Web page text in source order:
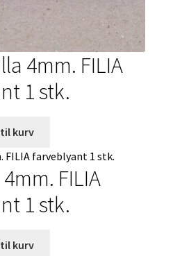
4mm. FILIA
1 stk.
kurv
FILIA
1 stk.
kurv